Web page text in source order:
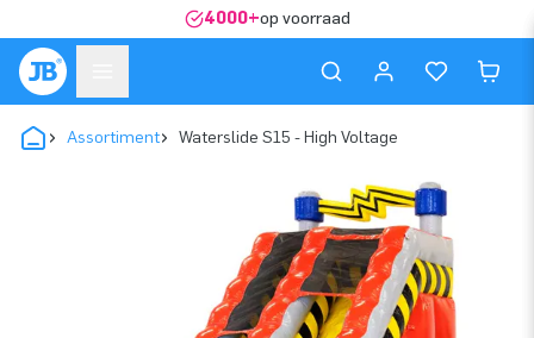
4000+op voorraad
Assortiment Waterslide S15 - High Voltage